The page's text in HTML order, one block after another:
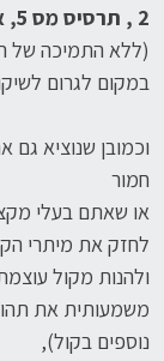
2 , תרסיס מס 5, אבקה מס 4 ותמצית מס 10.
(ללא התמיכה של
במקום לגרום
וכמובן שנוציא
חמור
או שאתם בעלי
לחזק את מיתרי
ולהנות מקול
משמעותית את
נוספים בקול),